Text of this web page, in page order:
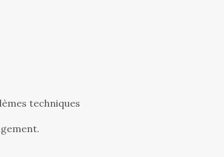
techniques